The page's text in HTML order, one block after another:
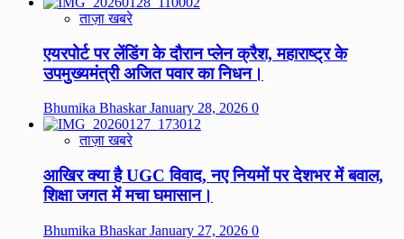
ताज़ा खबरे
एयरपोर्ट पर लेंडिंग के दौरान प्लेन क्रैश, महाराष्ट्र के
उपमुख्यमंत्री अजित पवार का निधन।
Bhumika BhaskarJanuary 28, 2026 0
ताज़ा खबरे
आखिर क्या है UGC विवाद, नए नियमों पर देशभर में बवाल,
शिक्षा जगत में मचा घमासान।
Bhumika BhaskarJanuary 27, 2026 0